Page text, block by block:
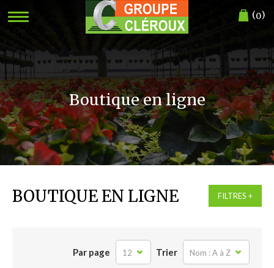
(0)
Boutique en ligne
BOUTIQUE EN LIGNE FILTRES
Par page 12 Trier Nom : A à Z